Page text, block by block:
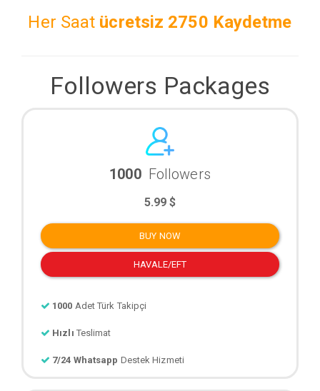
Her Saat ücretsiz 2750 Kaydetme
Followers Packages
1000 Followers
5.99 $
BUY NOW
HAVALE/EFT
1000 Adet Türk Takipçi
Hızlı Teslimat
7/24 Whatsapp Destek Hizmeti